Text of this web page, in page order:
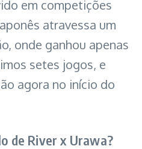
em competições
atravessa um
onde ganhou apenas
setes jogos, e
agora no início do
de River x Urawa?